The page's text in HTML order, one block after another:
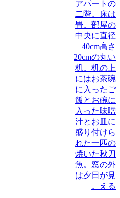
アパートの
二階。床は
畳。部屋の
中央に直径
40cm高さ
20cmの丸い
机。机の上
にはお茶碗
に入ったご
飯とお碗に
入った味噌
汁とお皿に
盛り付けら
れた一匹の
焼いた秋刀
魚。窓の外
は夕日が見
える。